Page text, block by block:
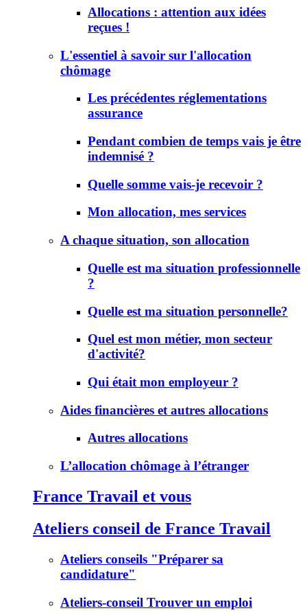
Allocations : attention aux idées
reçues !
L'essentiel à savoir sur l'allocation
chômage
Les précédentes réglementations
assurance
Pendant combien de temps vais je être
indemnisé ?
Quelle somme vais-je recevoir ?
Mon allocation, mes services
A chaque situation, son allocation
Quelle est ma situation professionnelle
?
Quelle est ma situation personnelle?
Quel est mon métier, mon secteur
d'activité?
Qui était mon employeur ?
Aides financières et autres allocations
Autres allocations
L’allocation chômage à l’étranger
France Travail et vous
Ateliers conseil de France Travail
Ateliers conseils "Préparer sa
candidature"
Ateliers-conseil Trouver un emploi